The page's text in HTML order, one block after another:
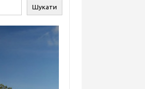
Шукати